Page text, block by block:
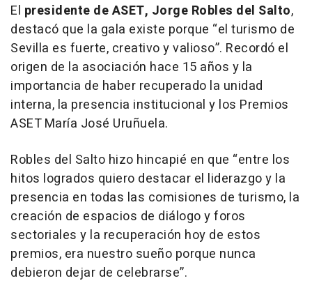
El presidente de ASET, Jorge Robles del Salto,
destacó que la gala existe porque “el turismo de
Sevilla es fuerte, creativo y valioso”. Recordó el
origen de la asociación hace 15 años y la
importancia de haber recuperado la unidad
interna, la presencia institucional y los Premios
ASET María José Uruñuela.
Robles del Salto hizo hincapié en que “entre los
hitos logrados quiero destacar el liderazgo y la
presencia en todas las comisiones de turismo, la
creación de espacios de diálogo y foros
sectoriales y la recuperación hoy de estos
premios, era nuestro sueño porque nunca
debieron dejar de celebrarse”.